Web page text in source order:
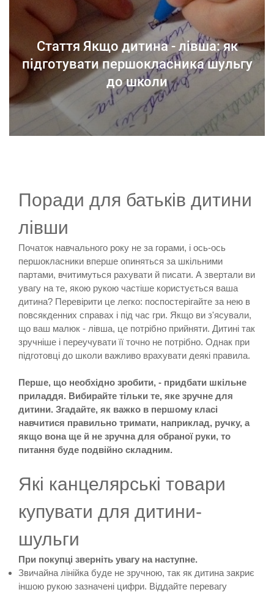
Стаття Якщо дитина - лівша: як
підготувати першокласника шульгу
до школи
Поради для батьків дитини
лівши
Початок навчального року не за горами, і ось-ось
першокласники вперше опиняться за шкільними
партами, вчитимуться рахувати й писати. А звертали ви
увагу на те, якою рукою частіше користується ваша
дитина? Перевірити це легко: поспостерігайте за нею в
повсякденних справах і під час гри. Якщо ви з'ясували,
що ваш малюк - лівша, це потрібно прийняти. Дитині так
зручніше і переучувати її точно не потрібно. Однак при
підготовці до школи важливо врахувати деякі правила.
Перше, що необхідно зробити, - придбати шкільне
приладдя. Вибирайте тільки те, яке зручне для
дитини. Згадайте, як важко в першому класі
навчитися правильно тримати, наприклад, ручку, а
якщо вона ще й не зручна для обраної руки, то
питання буде подвійно складним.
Які канцелярські товари
купувати для дитини-
шульги
При покупці зверніть увагу на наступне.
Звичайна лінійка буде не зручною, так як дитина закриє
іншою рукою зазначені цифри. Віддайте перевагу